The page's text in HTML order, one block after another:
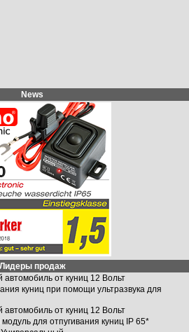
News
Лидеры продаж
от куниц 12 Вольт
куниц при помощи ультразвука для
от куниц 12 Вольт
для отпугивaния куниц IP 65*